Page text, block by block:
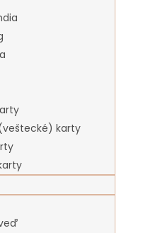
karty